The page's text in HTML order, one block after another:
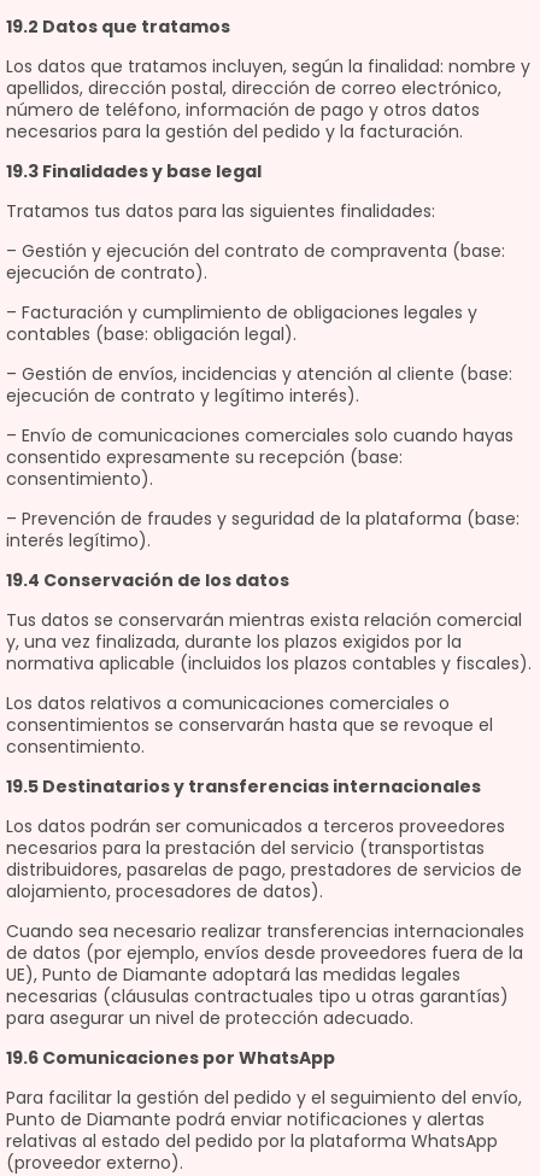
19.2 Datos que tratamos
Los datos que tratamos incluyen, según la finalidad: nombre y
apellidos, dirección postal, dirección de correo electrónico,
número de teléfono, información de pago y otros datos
necesarios para la gestión del pedido y la facturación.
19.3 Finalidades y base legal
Tratamos tus datos para las siguientes finalidades:
– Gestión y ejecución del contrato de compraventa (base:
ejecución de contrato).
– Facturación y cumplimiento de obligaciones legales y
contables (base: obligación legal).
– Gestión de envíos, incidencias y atención al cliente (base:
ejecución de contrato y legítimo interés).
– Envío de comunicaciones comerciales solo cuando hayas
consentido expresamente su recepción (base:
consentimiento).
– Prevención de fraudes y seguridad de la plataforma (base:
interés legítimo).
19.4 Conservación de los datos
Tus datos se conservarán mientras exista relación comercial
y, una vez finalizada, durante los plazos exigidos por la
normativa aplicable (incluidos los plazos contables y fiscales).
Los datos relativos a comunicaciones comerciales o
consentimientos se conservarán hasta que se revoque el
consentimiento.
19.5 Destinatarios y transferencias internacionales
Los datos podrán ser comunicados a terceros proveedores
necesarios para la prestación del servicio (transportistas
distribuidores, pasarelas de pago, prestadores de servicios de
alojamiento, procesadores de datos).
Cuando sea necesario realizar transferencias internacionales
de datos (por ejemplo, envíos desde proveedores fuera de la
UE), Punto de Diamante adoptará las medidas legales
necesarias (cláusulas contractuales tipo u otras garantías)
para asegurar un nivel de protección adecuado.
19.6 Comunicaciones por WhatsApp
Para facilitar la gestión del pedido y el seguimiento del envío,
Punto de Diamante podrá enviar notificaciones y alertas
relativas al estado del pedido por la plataforma WhatsApp
(proveedor externo).